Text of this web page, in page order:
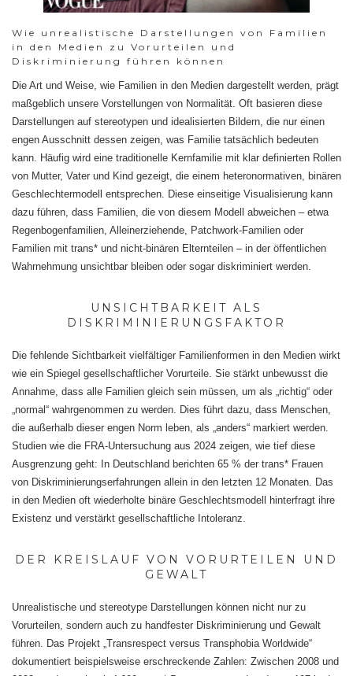
Wie unrealistische Darstellungen von Familien
in den Medien zu Vorurteilen und
Diskriminierung führen können
Die Art und Weise, wie Familien in den Medien dargestellt werden, prägt
maßgeblich unsere Vorstellungen von Normalität. Oft basieren diese
Darstellungen auf stereotypen und idealisierten Bildern, die nur einen
engen Ausschnitt dessen zeigen, was Familie tatsächlich bedeuten
kann. Häufig wird eine traditionelle Kernfamilie mit klar definierten Rollen
von Mutter, Vater und Kind gezeigt, die einem heteronormativen, binären
Geschlechtermodell entsprechen. Diese einseitige Visualisierung kann
dazu führen, dass Familien, die von diesem Modell abweichen – etwa
Regenbogenfamilien, Alleinerziehende, Patchwork-Familien oder
Familien mit trans* und nicht-binären Elternteilen – in der öffentlichen
Wahrnehmung unsichtbar bleiben oder sogar diskriminiert werden.
UNSICHTBARKEIT ALS
DISKRIMINIERUNGSFAKTOR
Die fehlende Sichtbarkeit vielfältiger Familienformen in den Medien wirkt
wie ein Spiegel gesellschaftlicher Vorurteile. Sie stärkt unbewusst die
Annahme, dass alle Familien gleich sein müssen, um als „richtig“ oder
„normal“ wahrgenommen zu werden. Dies führt dazu, dass Menschen,
die außerhalb dieser engen Norm leben, als „anders“ markiert werden.
Studien wie die FRA-Untersuchung aus 2024 zeigen, wie tief diese
Ausgrenzung geht: In Deutschland berichten 65 % der trans* Frauen
von Diskriminierungserfahrungen allein in den letzten 12 Monaten. Das
in den Medien oft wiederholte binäre Geschlechtsmodell hinterfragt ihre
Existenz und verstärkt gesellschaftliche Intoleranz.
DER KREISLAUF VON VORURTEILEN UND
GEWALT
Unrealistische und stereotype Darstellungen können nicht nur zu
Vorurteilen, sondern auch zu handfester Diskriminierung und Gewalt
führen. Das Projekt „Transrespect versus Transphobia Worldwide“
dokumentiert beispielsweise erschreckende Zahlen: Zwischen 2008 und